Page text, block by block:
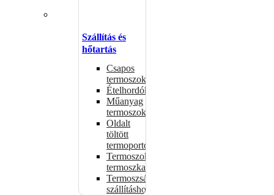
Szállítás és
hőtartás
Csapos
termoszok
Ételhordók
Műanyag
termoszok
Oldalt
töltött
termoportok
Termoszok,
termoszkannák
Termoszsákok
szállításhoz